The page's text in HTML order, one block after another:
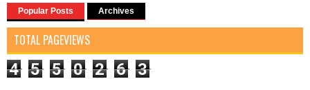
Popular Posts Archives
TOTAL PAGEVIEWS
4 5 5 0 2 6 3